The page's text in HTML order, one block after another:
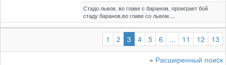
Стадо львов, во главе с бараном, проиграет бой
стаду баранов,во главе со львом....
1 2 3 (выбранная)
4 5 6 ... 11 12 13
» Расширенный поиcк